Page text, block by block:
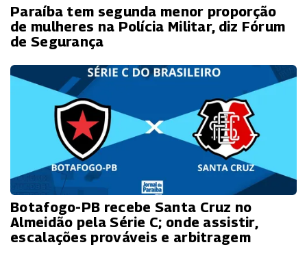
Paraíba tem segunda menor proporção
de mulheres na Polícia Militar, diz Fórum
de Segurança
Botafogo-PB recebe Santa Cruz no
Almeidão pela Série C; onde assistir,
escalações prováveis e arbitragem